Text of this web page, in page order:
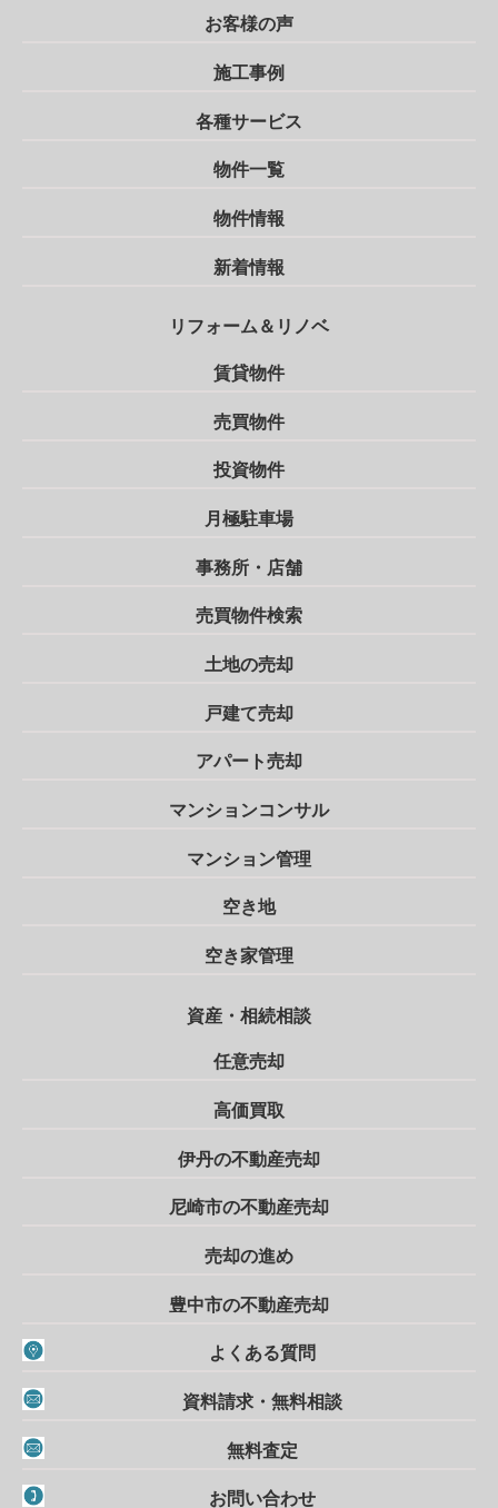
お客様の声
施工事例
各種サービス
物件一覧
物件情報
新着情報
リフォーム＆リノベ
賃貸物件
売買物件
投資物件
月極駐車場
事務所・店舗
売買物件検索
土地の売却
戸建て売却
アパート売却
マンションコンサル
マンション管理
空き地
空き家管理
資産・相続相談
任意売却
高価買取
伊丹の不動産売却
尼崎市の不動産売却
売却の進め
豊中市の不動産売却
よくある質問
資料請求・無料相談
無料査定
お問い合わせ